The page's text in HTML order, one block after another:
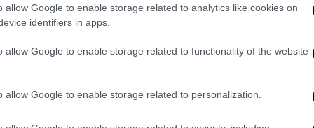
allow Google to enable storage related to analytics like cookies on
identifiers in apps.
allow Google to enable storage related to functionality of the website
allow Google to enable storage related to personalization.
οι ΕΑΜμίτες καταλαμβάνουν
στην αγορά Μπεζεστένι και κατόπιν
είδος φρέατος που είχεν ανορυχθεί